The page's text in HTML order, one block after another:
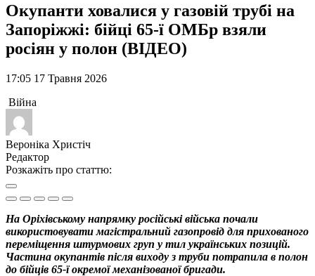
Окупанти ховалися у газовій трубі на
Запоріжжі: бійці 65-ї ОМБр взяли
росіян у полон (ВІДЕО)
17:05 17 Травня 2026
Війна
Вероніка Христіч
Редактор
Розкажіть про статтю:
На Оріхівському напрямку російські війська почали
використовувати магістральний газопровід для прихованого
переміщення штурмових груп у тил українських позицій.
Частина окупантів після виходу з труби потрапила в полон
до бійців 65-ї окремої механізованої бригади.